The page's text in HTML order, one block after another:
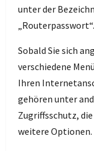
unter der
„Routerpasswort“.
Sobald Sie sich
verschiedene
Ihren
gehören unter
Zugriffsschutz,
weitere Optionen.